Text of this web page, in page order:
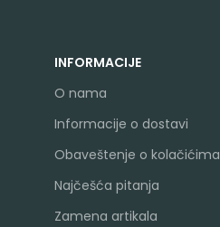
INFORMACIJE
O nama
Informacije o dostavi
Obaveštenje o kolačićima
Najčešća pitanja
Zamena artikala